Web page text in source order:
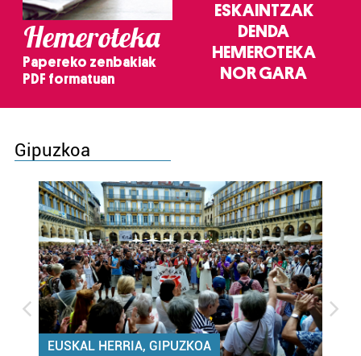
Hemeroteka
Papereko zenbakiak
PDF formatuan
ESKAINTZAK
DENDA
HEMEROTEKA
NOR GARA
Gipuzkoa
EUSKAL HERRIA, GIPUZKOA